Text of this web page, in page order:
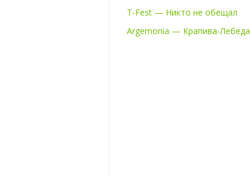
T-Fest — Никто не обещал
Argemonia — Крапива-Лебеда